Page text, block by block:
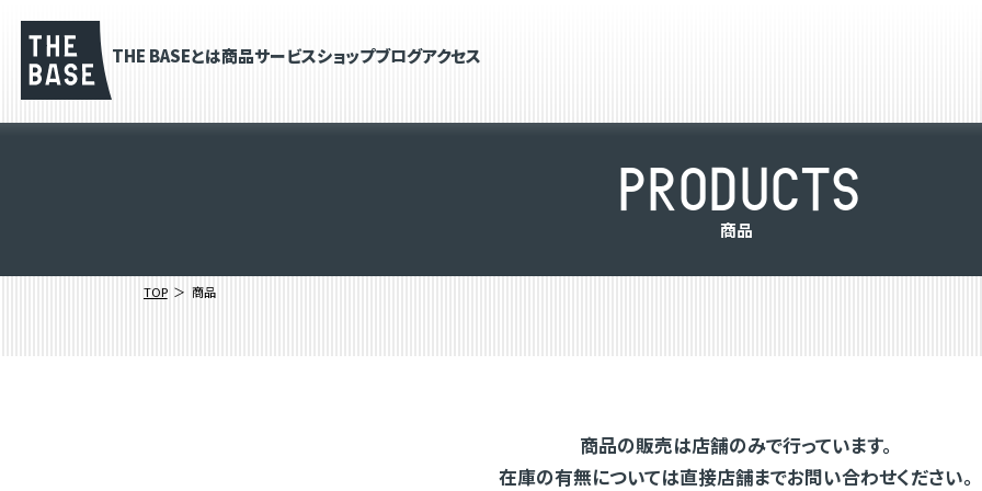
THE BASEとは商品サービスショップブログアクセス
PRODUCTS
商品
TOP 商品
商品の販売は店舗のみで行っています。
在庫の有無については直接店舗までお問い合わせください。